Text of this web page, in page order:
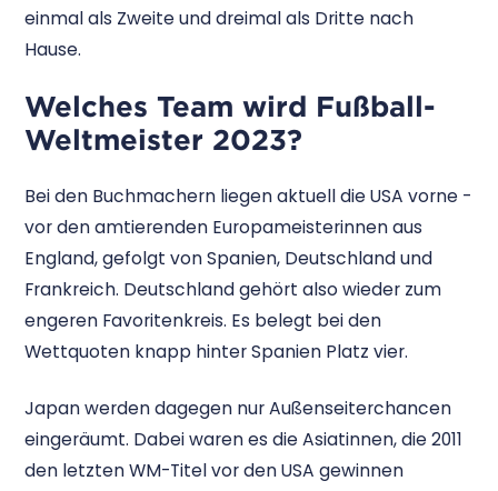
einmal als Zweite und dreimal als Dritte nach
Hause.
Welches Team wird Fußball-
Weltmeister 2023?
Bei den Buchmachern liegen aktuell die USA vorne -
vor den amtierenden Europameisterinnen aus
England, gefolgt von Spanien, Deutschland und
Frankreich. Deutschland gehört also wieder zum
engeren Favoritenkreis. Es belegt bei den
Wettquoten knapp hinter Spanien Platz vier.
Japan werden dagegen nur Außenseiterchancen
eingeräumt. Dabei waren es die Asiatinnen, die 2011
den letzten WM-Titel vor den USA gewinnen